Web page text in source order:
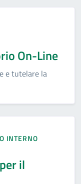
On-Line
e tutelare la
INTERNO
il